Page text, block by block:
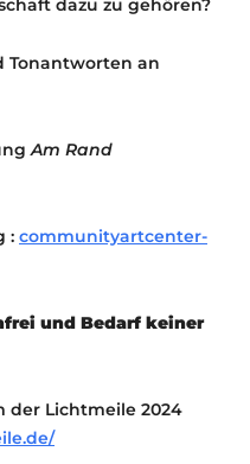
dazu zu gehören?
Tonantworten an
Am Rand
: communityartcenter-
und Bedarf keiner
der Lichtmeile 2024